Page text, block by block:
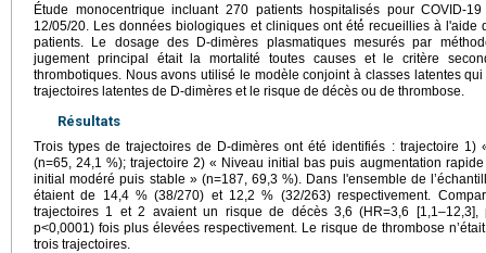
Étude monocentrique incluant 270 patients hospitalisés pour COVID-
12/05/20. Les données biologiques et cliniques ont été́ recueillies à l'aide
patients. Le dosage des D-dimères plasmatiques mesurés par
jugement principal était la mortalité toutes causes et le critère
thrombotiques. Nous avons utilisé le modèle conjoint à classes latentes
trajectoires latentes de D-dimères et le risque de décès ou de thrombose.
Résultats
Trois types de trajectoires de D-dimères ont été identifiés : trajectoire
(n=65, 24,1 %); trajectoire 2) « Niveau initial bas puis augmentation
initial modéré puis stable » (n=187, 69,3 %). Dans l'ensemble de
étaient de 14,4 % (38/270) et 12,2 % (32/263) respectivement.
trajectoires 1 et 2 avaient un risque de décès 3,6 (HR=3,6 [1,1–12,3],
p<0,0001) fois plus élevées respectivement. Le risque de thrombose
trois trajectoires.